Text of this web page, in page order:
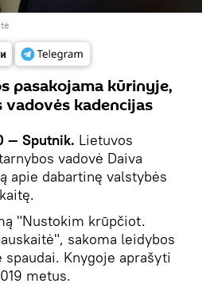
pasakojama kūrinyje,
kadencijas
— Sputnik. Lietuvos
vadovė Daiva
apie dabartinę valstybės
"Nustokim krūpčiot.
sakoma leidybos
Knygoje aprašyti
metus.